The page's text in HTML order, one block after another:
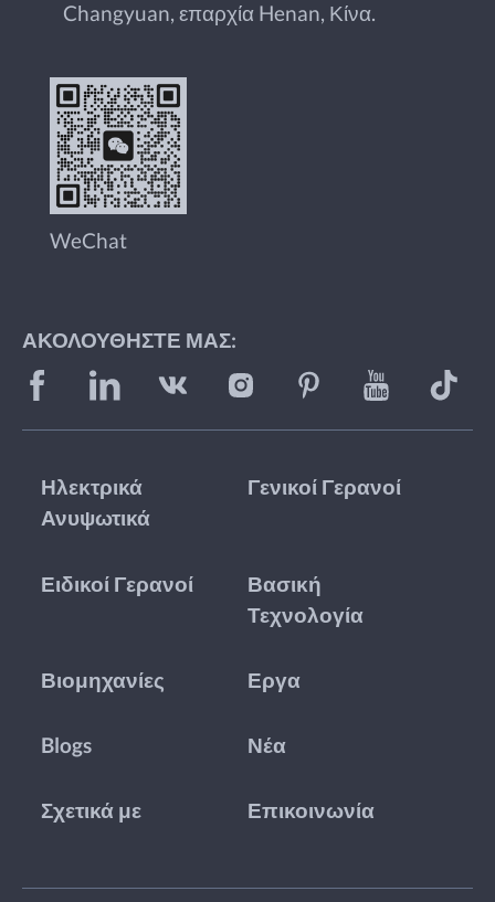
Changyuan, επαρχία Henan, Κίνα.
WeChat
ΑΚΟΛΟΥΘΉΣΤΕ ΜΑΣ:
Ηλεκτρικά
Ανυψωτικά
Γενικοί Γερανοί
Ειδικοί Γερανοί
Βασική
Τεχνολογία
Βιομηχανίες Εργα
Blogs Νέα
Σχετικά με Επικοινωνία